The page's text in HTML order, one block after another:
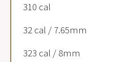
310 cal
32 cal / 7.65mm
323 cal / 8mm